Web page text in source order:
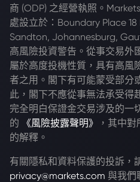
商 (ODP) 之經營執照。
處設立於：Boundary Place
Sandton, Johannesburg,
高風險投資警告。從事交易外
屬於高度投機性質，具有高風
者之用。閣下有可能蒙受部分
此，閣下不應從事無法承受得
完全明白保證金交易涉及的一
的
《風險披露聲明》
，其中
的解釋。
有關隱私和資料保護的投訴，
privacy@markets.com 與我們